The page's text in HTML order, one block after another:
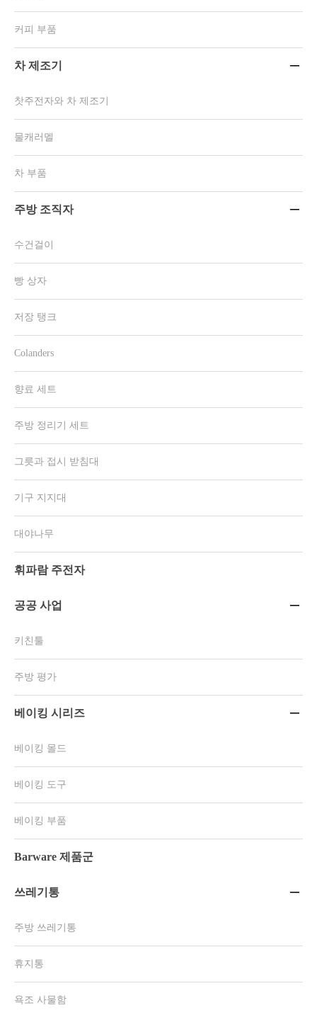
커피 부품
차 제조기 
찻주전자와 차 제조기
물캐러멜
차 부품
주방 조직자 
수건걸이
빵 상자
저장 탱크
Colanders
향료 세트
주방 정리기 세트
그릇과 접시 받침대
기구 지지대
대야나무
휘파람 주전자
공공 사업 
키친툴
주방 평가
베이킹 시리즈 
베이킹 몰드
베이킹 도구
베이킹 부품
Barware 제품군
쓰레기통 
주방 쓰레기통
휴지통
욕조 사물함